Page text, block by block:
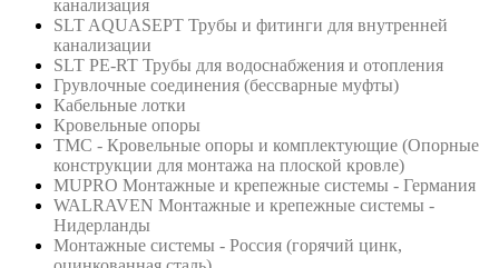
канализация
SLT AQUASEPT Трубы и фитинги для внутренней
канализации
SLT PE-RT Трубы для водоснабжения и отопления
Грувлочные соединения (бессварные муфты)
Кабельные лотки
Кровельные опоры
ТМС - Кровельные опоры и комплектующие (Опорные
конструкции для монтажа на плоской кровле)
MUPRO Монтажные и крепежные системы - Германия
WALRAVEN Монтажные и крепежные системы -
Нидерланды
Монтажные системы - Россия (горячий цинк,